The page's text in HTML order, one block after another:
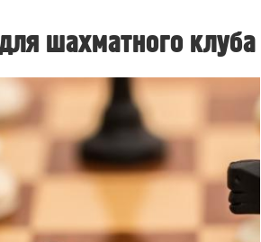
шахматного клуба